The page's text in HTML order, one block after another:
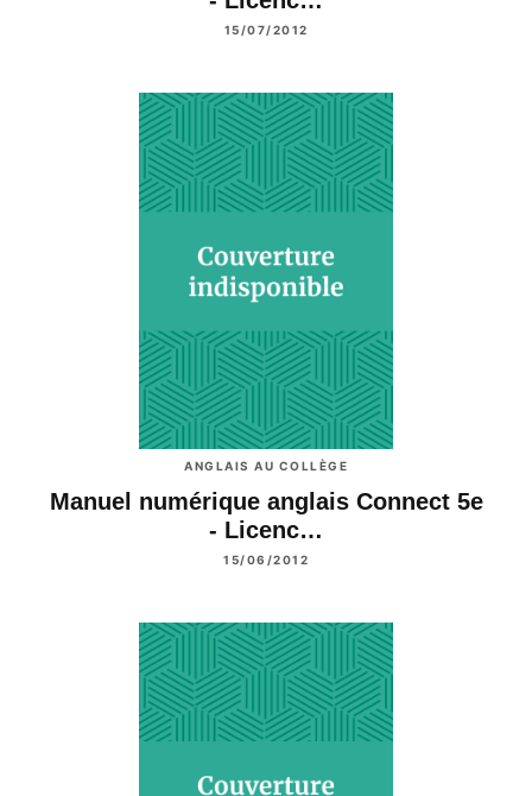
15/07/2012
ANGLAIS AU COLLÈGE
Manuel numérique anglais Connect 5e
- Licenc…
15/06/2012